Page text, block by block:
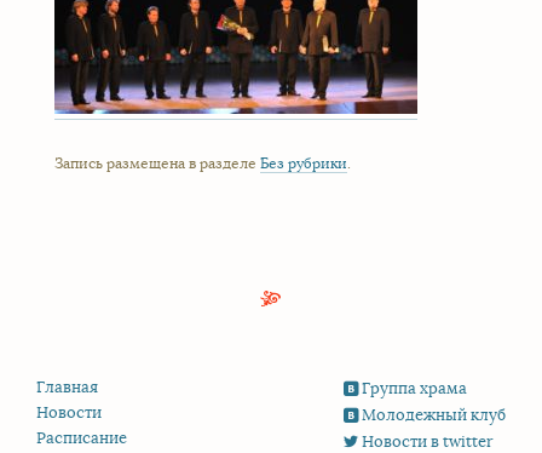
Запись размещена в разделе Без рубрики.
Группа храма
Молодежный клуб
Новости в twitter
Главная
Новости
Расписание